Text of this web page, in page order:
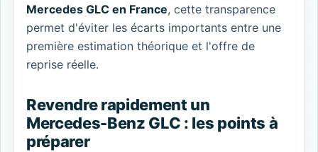
Mercedes GLC en France, cette transparence
permet d'éviter les écarts importants entre une
première estimation théorique et l'offre de
reprise réelle.
Revendre rapidement un
Mercedes-Benz GLC : les points à
préparer